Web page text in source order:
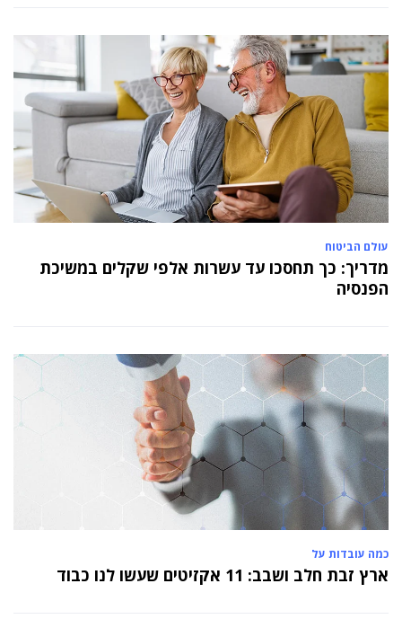
עולם הביטוח
מדריך: כך תחסכו עד עשרות אלפי שקלים במשיכת
הפנסיה
כמה עובדות על
ארץ זבת חלב ושבב: 11 אקזיטים שעשו לנו כבוד